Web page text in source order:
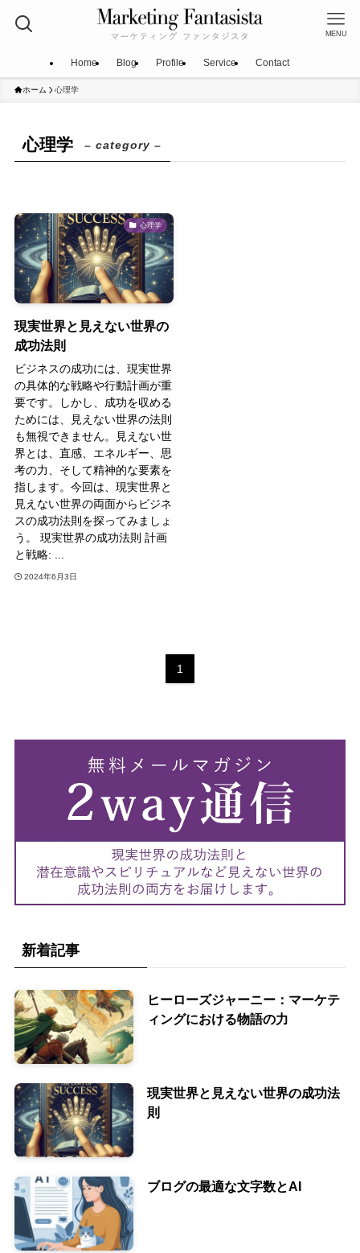
MENU
Home Blog Profile Service Contact
ホーム 心理学
心理学 – category –
心理学
現実世界と見えない世界の
成功法則
ビジネスの成功には、現実世界
の具体的な戦略や行動計画が重
要です。しかし、成功を収める
ためには、見えない世界の法則
も無視できません。見えない世
界とは、直感、エネルギー、思
考の力、そして精神的な要素を
指します。今回は、現実世界と
見えない世界の両面からビジネ
スの成功法則を探ってみましょ
う。 現実世界の成功法則 計画
と戦略: ...
2024年6月3日
1
新着記事
ヒーローズジャーニー：マーケテ
ィングにおける物語の力
現実世界と見えない世界の成功法
則
ブログの最適な文字数とAI